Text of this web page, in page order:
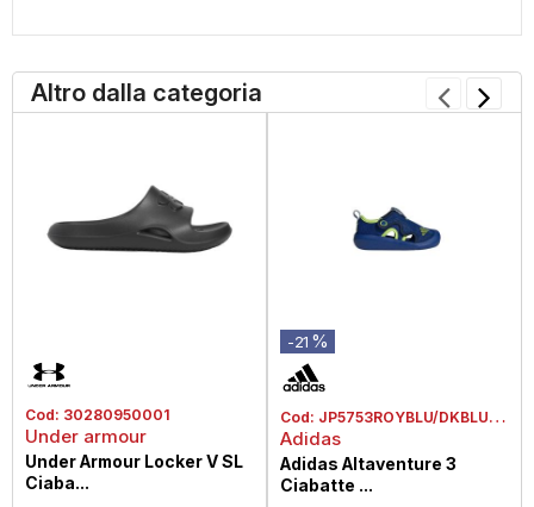
Altro dalla categoria
Cod: 30280950001
Under armour
Under Armour Locker V SL
Ciaba...
-21 %
Cod: JP5753ROYBLU/DKBLUE/SSLIM
Adidas
Adidas Altaventure 3
Ciabatte ...